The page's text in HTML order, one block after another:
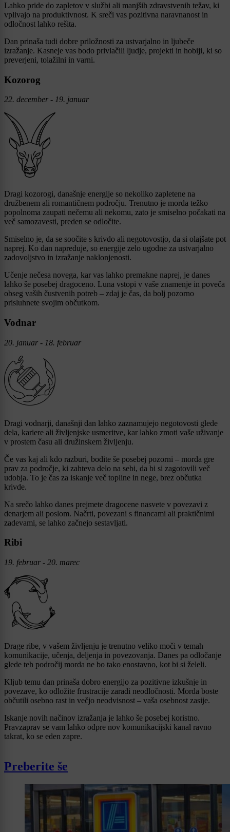
Lahko pride do zapletov v službi ali manjših zdravstvenih težav, ki
vplivajo na produktivnost. K sreči vas pozitivna naravnanost in
odločnost lahko rešita.
Dan prinaša tudi dobre priložnosti za ustvarjalno in ljubeče
izražanje. Kasneje vas bodo privlačili ljudje, projekti in hobiji, ki so
preverjeni, tolažilni in varni.
Kozorog
22. december - 19. januar
Dragi kozorogi, današnje energije so nekoliko zapletene na
družbenem ali romantičnem področju. Trenutno je morda težko
popolnoma zaupati nečemu ali nekomu, zato je smiselno počakati na
več samozavesti, preden se odločite.
Smiselno je, da se soočite s krivdo ali negotovostjo, da si olajšate pot
naprej. Ko dan napreduje, so energije zelo ugodne za ustvarjalno
zadovoljstvo in izražanje naklonjenosti.
Učenje nečesa novega, kar vas lahko premakne naprej, je danes
lahko še posebej dragoceno. Luna vstopi v vaše znamenje in poveča
obseg vaših čustvenih potreb – zdaj je čas, da bolj pozorno
prisluhnete svojim občutkom.
Vodnar
20. januar - 18. februar
Dragi vodnarji, današnji dan lahko zaznamujejo negotovosti glede
dela, kariere ali življenjske usmeritve, kar lahko zmoti vaše uživanje
v prostem času ali družinskem življenju.
Če vas kaj ali kdo razburi, bodite še posebej pozorni – morda gre
prav za področje, ki zahteva delo na sebi, da bi si zagotovili več
udobja. To je čas za iskanje več topline in nege, brez občutka
krivde.
Na srečo lahko danes prejmete dragocene nasvete v povezavi z
denarjem ali poslom. Načrti, povezani s financami ali praktičnimi
zadevami, se lahko začnejo sestavljati.
Ribi
19. februar - 20. marec
Drage ribe, v vašem življenju je trenutno veliko moči v temah
komunikacije, učenja, deljenja in povezovanja. Danes pa odločanje
glede teh področij morda ne bo tako enostavno, kot bi si želeli.
Kljub temu dan prinaša dobro energijo za pozitivne izkušnje in
povezave, ko odložite frustracije zaradi neodločnosti. Morda boste
občutili osebno rast in večjo neodvisnost – vaša osebnost zasije.
Iskanje novih načinov izražanja je lahko še posebej koristno.
Pravzaprav se vam lahko odpre nov komunikacijski kanal ravno
takrat, ko se eden zapre.
Preberite še